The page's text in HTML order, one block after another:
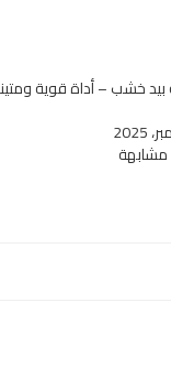
خشب – أداة قوية
مشابهة